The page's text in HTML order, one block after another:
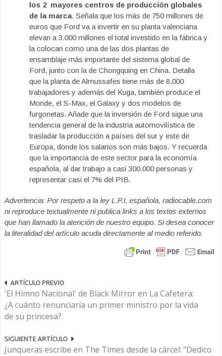
los 2 mayores centros de producción globales
de la marca. Señala que los más de 750 millones de
euros que Ford va a invertir en su planta valenciana
elevan a 3.000 millones el total investido en la fábrica y
la colocan como una de las dos plantas de
ensamblaje más importante del sistema global de
Ford, junto con la de Chongquing en China. Detalla
que la planta de Almussafes tiene más de 8.000
trabajadores y además del Kuga, también produce el
Monde, el S-Max, el Galaxy y dos modelos de
furgonetas. Añade que la inversión de Ford sigue una
tendencia general de la industria automovilística de
trasladar la producción a países del sur y este de
Europa, donde los salarios son más bajos. Y recuerda
que la importancia de este sector para la economía
española, al dar trabajo a casi 300.000 personas y
representar casi el 7% del PIB.
Advertencia: Por respeto a la ley L.P.I. española, radiocable.com
ni reproduce textualmente ni publica links a los textos externos
que han llamado la atención de nuestro equipo. Si desea conocer
la literalidad del artículo acuda directamente al medio referido.
ARTÍCULO PREVIO
'El Himno Nacional' de Black Mirror en La Cafetera:
¿A cuánto renunciaría un primer ministro por la vida
de su princesa?
SIGUIENTE ARTÍCULO
Junqueras escribe en The Times desde la cárcel: "Dedico